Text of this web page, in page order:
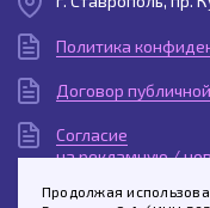
Продолжая
Политика
Договор
Согласие
на рекламную /
Согласие